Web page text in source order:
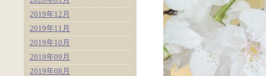
2019年12月
2019年11月
2019年10月
2019年09月
2019年08月